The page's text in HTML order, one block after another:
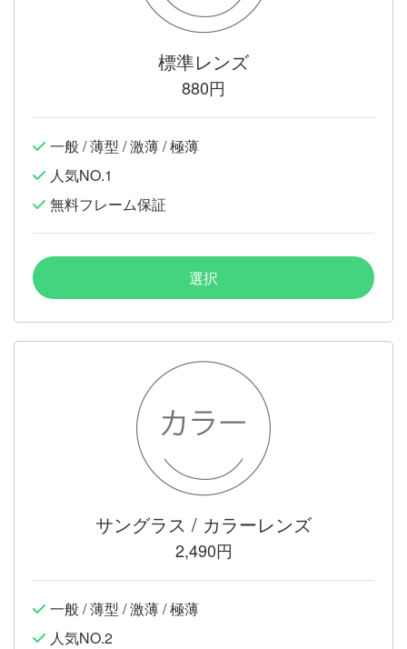
標準レンズ
880円
一般 / 薄型 / 激薄 / 極薄
人気NO.1
無料フレーム保証
選択
サングラス / カラーレンズ
2,490円
一般 / 薄型 / 激薄 / 極薄
人気NO.2